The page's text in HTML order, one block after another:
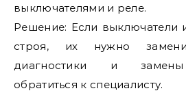
выключателями и реле.
Решение: Если выключатели
строя, их нужно
диагностики и замены
обратиться к специалисту.